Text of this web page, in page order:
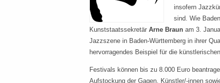
insofern
sind. Wie
Kunststaatssekretär Arne Braun am 3.
Jazzszene in Baden-Württemberg in ihrer
hervorragendes Beispiel für die
Festivals können bis zu 8.000 Euro
Aufstockung der Gagen. Künstler/-innen